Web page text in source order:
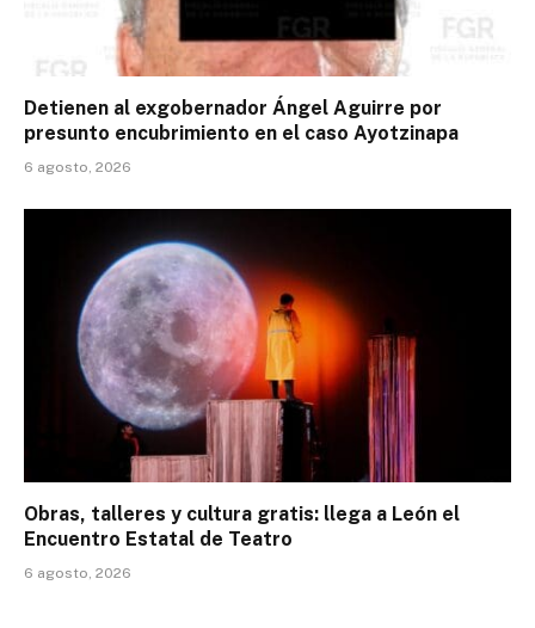
Detienen al exgobernador Ángel Aguirre por
presunto encubrimiento en el caso Ayotzinapa
6 agosto, 2026
Obras, talleres y cultura gratis: llega a León el
Encuentro Estatal de Teatro
6 agosto, 2026